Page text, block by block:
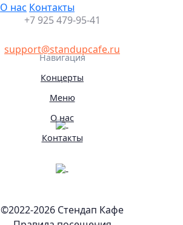
О нас Контакты
+7 925 479-95-41
support@standupcafe.ru
Навигация
Концерты
Меню
О нас
Контакты
©2022-2026 Стендап Кафе